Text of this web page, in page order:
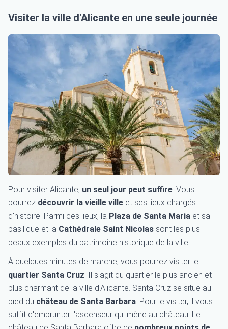
Visiter la ville d'Alicante en une seule journée
Pour visiter Alicante, un seul jour peut suffire . Vous
pourrez découvrir la vieille ville et ses lieux chargés
d'histoire. Parmi ces lieux, la Plaza de Santa Maria et sa
basilique et la Cathédrale Saint Nicolas sont les plus
beaux exemples du patrimoine historique de la ville.
À quelques minutes de marche, vous pourrez visiter le
quartier Santa Cruz . Il s'agit du quartier le plus ancien et
plus charmant de la ville d'Alicante. Santa Cruz se situe au
pied du château de Santa Barbara . Pour le visiter, il vous
suffit d'emprunter l'ascenseur qui mène au château. Le